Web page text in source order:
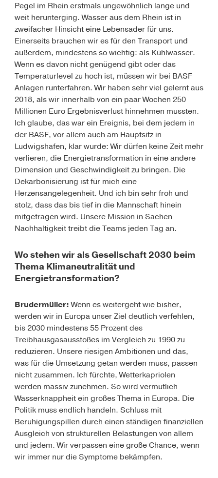
Pegel im Rhein erstmals ungewöhnlich lange und
weit herunterging. Wasser aus dem Rhein ist in
zweifacher Hinsicht eine Lebensader für uns.
Einerseits brauchen wir es für den Transport und
außerdem, mindestens so wichtig: als Kühlwasser.
Wenn es davon nicht genügend gibt oder das
Temperaturlevel zu hoch ist, müssen wir bei BASF
Anlagen runterfahren. Wir haben sehr viel gelernt aus
2018, als wir innerhalb von ein paar Wochen 250
Millionen Euro Ergebnisverlust hinnehmen mussten.
Ich glaube, das war ein Ereignis, bei dem jedem in
der BASF, vor allem auch am Hauptsitz in
Ludwigshafen, klar wurde: Wir dürfen keine Zeit mehr
verlieren, die Energietransformation in eine andere
Dimension und Geschwindigkeit zu bringen. Die
Dekarbonisierung ist für mich eine
Herzensangelegenheit. Und ich bin sehr froh und
stolz, dass das bis tief in die Mannschaft hinein
mitgetragen wird. Unsere Mission in Sachen
Nachhaltigkeit treibt die Teams jeden Tag an.
Wo stehen wir als Gesellschaft 2030 beim
Thema Klimaneutralität und
Energietransformation?
Brudermüller:Wenn es weitergeht wie bisher,
werden wir in Europa unser Ziel deutlich verfehlen,
bis 2030 mindestens 55 Prozent des
Treibhausgasausstoßes im Vergleich zu 1990 zu
reduzieren. Unsere riesigen Ambitionen und das,
was für die Umsetzung getan werden muss, passen
nicht zusammen. Ich fürchte, Wetterkapriolen
werden massiv zunehmen. So wird vermutlich
Wasserknappheit ein großes Thema in Europa. Die
Politik muss endlich handeln. Schluss mit
Beruhigungspillen durch einen ständigen finanziellen
Ausgleich von strukturellen Belastungen von allem
und jedem. Wir verpassen eine große Chance, wenn
wir immer nur die Symptome bekämpfen.